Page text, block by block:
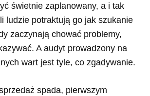
świetnie zaplanowany, a i tak
ludzie potraktują go jak szukanie
zaczynają chować problemy,
A audyt prowadzony na
wart jest tyle, co zgadywanie.
spada, pierwszym